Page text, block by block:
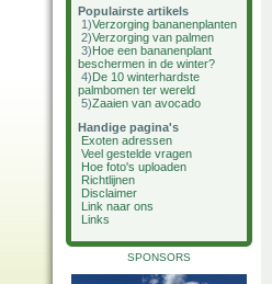
Populairste artikels
1)Verzorging bananenplanten
2)Verzorging van palmen
3)Hoe een bananenplant
beschermen in de winter?
4)De 10 winterhardste
palmbomen ter wereld
5)Zaaien van avocado
Handige pagina's
Exoten adressen
Veel gestelde vragen
Hoe foto's uploaden
Richtlijnen
Disclaimer
Link naar ons
Links
SPONSORS